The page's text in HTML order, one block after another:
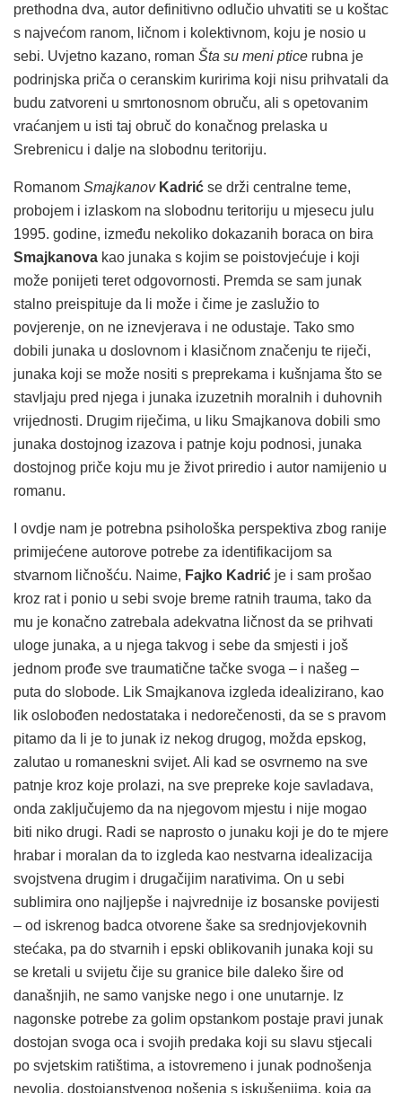
prethodna dva, autor definitivno odlučio uhvatiti se u koštac
s najvećom ranom, ličnom i kolektivnom, koju je nosio u
sebi. Uvjetno kazano, roman Šta su meni ptice rubna je
podrinjska priča o ceranskim kuririma koji nisu prihvatali da
budu zatvoreni u smrtonosnom obruču, ali s opetovanim
vraćanjem u isti taj obruč do konačnog prelaska u
Srebrenicu i dalje na slobodnu teritoriju.
Romanom Smajkanov Kadrić se drži centralne teme,
probojem i izlaskom na slobodnu teritoriju u mjesecu julu
1995. godine, između nekoliko dokazanih boraca on bira
Smajkanova kao junaka s kojim se poistovjećuje i koji
može ponijeti teret odgovornosti. Premda se sam junak
stalno preispituje da li može i čime je zaslužio to
povjerenje, on ne iznevjerava i ne odustaje. Tako smo
dobili junaka u doslovnom i klasičnom značenju te riječi,
junaka koji se može nositi s preprekama i kušnjama što se
stavljaju pred njega i junaka izuzetnih moralnih i duhovnih
vrijednosti. Drugim riječima, u liku Smajkanova dobili smo
junaka dostojnog izazova i patnje koju podnosi, junaka
dostojnog priče koju mu je život priredio i autor namijenio u
romanu.
I ovdje nam je potrebna psihološka perspektiva zbog ranije
primijećene autorove potrebe za identifikacijom sa
stvarnom ličnošću. Naime, Fajko Kadrić je i sam prošao
kroz rat i ponio u sebi svoje breme ratnih trauma, tako da
mu je konačno zatrebala adekvatna ličnost da se prihvati
uloge junaka, a u njega takvog i sebe da smjesti i još
jednom prođe sve traumatične tačke svoga – i našeg –
puta do slobode. Lik Smajkanova izgleda idealizirano, kao
lik oslobođen nedostataka i nedorečenosti, da se s pravom
pitamo da li je to junak iz nekog drugog, možda epskog,
zalutao u romaneskni svijet. Ali kad se osvrnemo na sve
patnje kroz koje prolazi, na sve prepreke koje savladava,
onda zaključujemo da na njegovom mjestu i nije mogao
biti niko drugi. Radi se naprosto o junaku koji je do te mjere
hrabar i moralan da to izgleda kao nestvarna idealizacija
svojstvena drugim i drugačijim narativima. On u sebi
sublimira ono najljepše i najvrednije iz bosanske povijesti
– od iskrenog badca otvorene šake sa srednjovjekovnih
stećaka, pa do stvarnih i epski oblikovanih junaka koji su
se kretali u svijetu čije su granice bile daleko šire od
današnjih, ne samo vanjske nego i one unutarnje. Iz
nagonske potrebe za golim opstankom postaje pravi junak
dostojan svoga oca i svojih predaka koji su slavu stjecali
po svjetskim ratištima, a istovremeno i junak podnošenja
nevolja, dostojanstvenog nošenja s iskušenjima, koja ga